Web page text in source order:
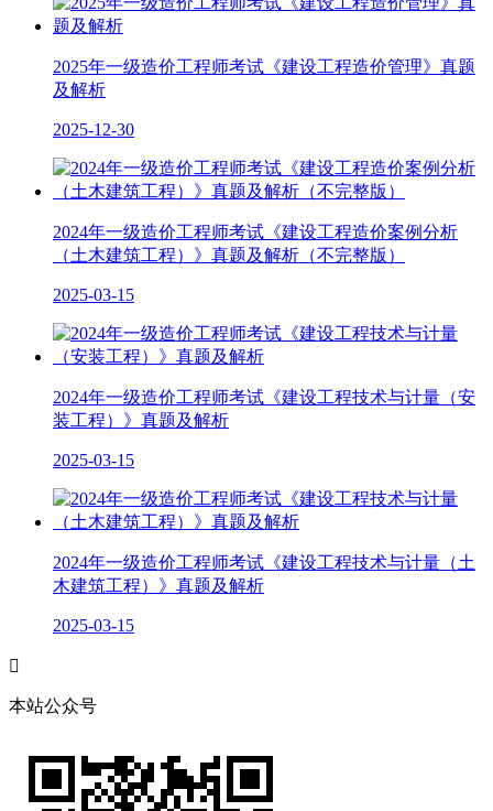
2025年一级造价工程师考试《建设工程造价管理》真题
及解析
2025-12-30
2024年一级造价工程师考试《建设工程造价案例分析
（土木建筑工程）》真题及解析（不完整版）
2025-03-15
2024年一级造价工程师考试《建设工程技术与计量（安
装工程）》真题及解析
2025-03-15
2024年一级造价工程师考试《建设工程技术与计量（土
木建筑工程）》真题及解析
2025-03-15

本站公众号